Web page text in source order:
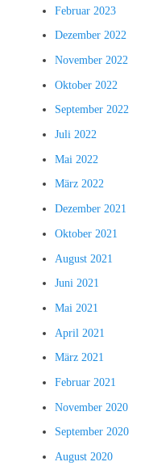
Februar 2023
Dezember 2022
November 2022
Oktober 2022
September 2022
Juli 2022
Mai 2022
März 2022
Dezember 2021
Oktober 2021
August 2021
Juni 2021
Mai 2021
April 2021
März 2021
Februar 2021
November 2020
September 2020
August 2020